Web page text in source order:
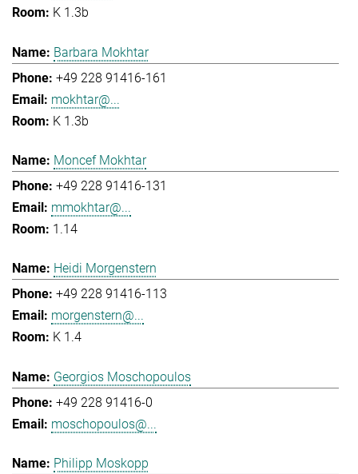
K 1.3b
Barbara Mokhtar
+49 228 91416-161
mokhtar@...
K 1.3b
Moncef Mokhtar
+49 228 91416-131
mmokhtar@...
1.14
Heidi Morgenstern
+49 228 91416-113
morgenstern@...
K 1.4
Georgios Moschopoulos
+49 228 91416-0
moschopoulos@...
Philipp Moskopp